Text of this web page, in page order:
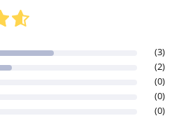
(3)
(2)
(0)
(0)
(0)